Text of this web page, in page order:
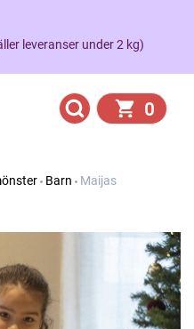
leveranser under 2 kg)
0
Barn Maijas